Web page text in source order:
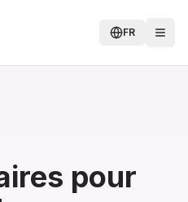
FR
pour